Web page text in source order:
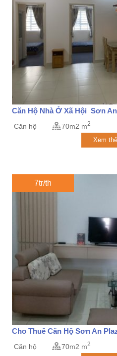
Căn Hộ Nhà Ở Xã Hội Sơn
Căn hộ 70m2 m2
Xem
7tr/th
Cho Thuê Căn Hộ Sơn An
Căn hộ 70m2 m2